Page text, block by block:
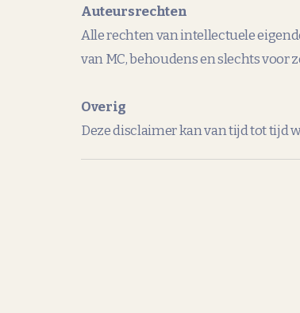
Auteursrechten
Alle rechten van intellectuele
van MC, behoudens en slechts voor
Overig
Deze disclaimer kan van tijd tot tijd